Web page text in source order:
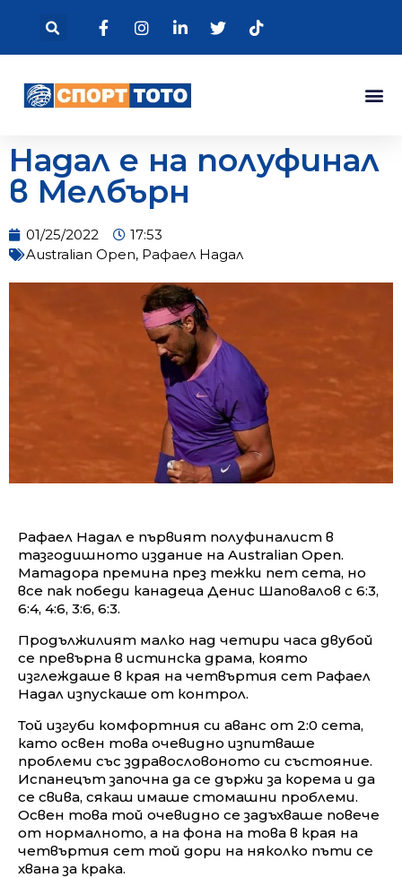
Надал е на полуфинал
в Мелбърн
01/25/2022
17:53
Australian Open, Рафаел Надал
Рафаел Надал е първият полуфиналист в
тазгодишното издание на Australian Open.
Матадора премина през тежки пет сета, но
все пак победи канадеца Денис Шаповалов с 6:3,
6:4, 4:6, 3:6, 6:3.
Продължилият малко над четири часа двубой
се превърна в истинска драма, която
изглеждаше в края на четвъртия сет Рафаел
Надал изпускаше от контрол.
Той изгуби комфортния си аванс от 2:0 сета,
като освен това очевидно изпитваше
проблеми със здравословоното си състояние.
Испанецът започна да се държи за корема и да
се свива, сякаш имаше стомашни проблеми.
Освен това той очевидно се задъхваше повече
от нормалното, а на фона на това в края на
четвъртия сет той дори на няколко пъти се
хвана за крака.